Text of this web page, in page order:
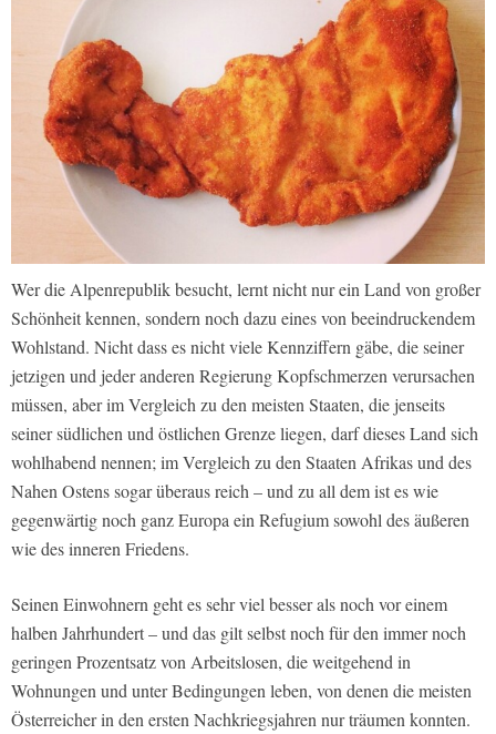
Wer die Alpenrepublik besucht, lernt nicht nur ein Land von großer
Schönheit kennen, sondern noch dazu eines von beeindruckendem
Wohlstand. Nicht dass es nicht viele Kennziffern gäbe, die seiner
jetzigen und jeder anderen Regierung Kopfschmerzen verursachen
müssen, aber im Vergleich zu den meisten Staaten, die jenseits
seiner südlichen und östlichen Grenze liegen, darf dieses Land sich
wohlhabend nennen; im Vergleich zu den Staaten Afrikas und des
Nahen Ostens sogar überaus reich – und zu all dem ist es wie
gegenwärtig noch ganz Europa ein Refugium sowohl des äußeren
wie des inneren Friedens.
Seinen Einwohnern geht es sehr viel besser als noch vor einem
halben Jahrhundert – und das gilt selbst noch für den immer noch
geringen Prozentsatz von Arbeitslosen, die weitgehend in
Wohnungen und unter Bedingungen leben, von denen die meisten
Österreicher in den ersten Nachkriegsjahren nur träumen konnten.